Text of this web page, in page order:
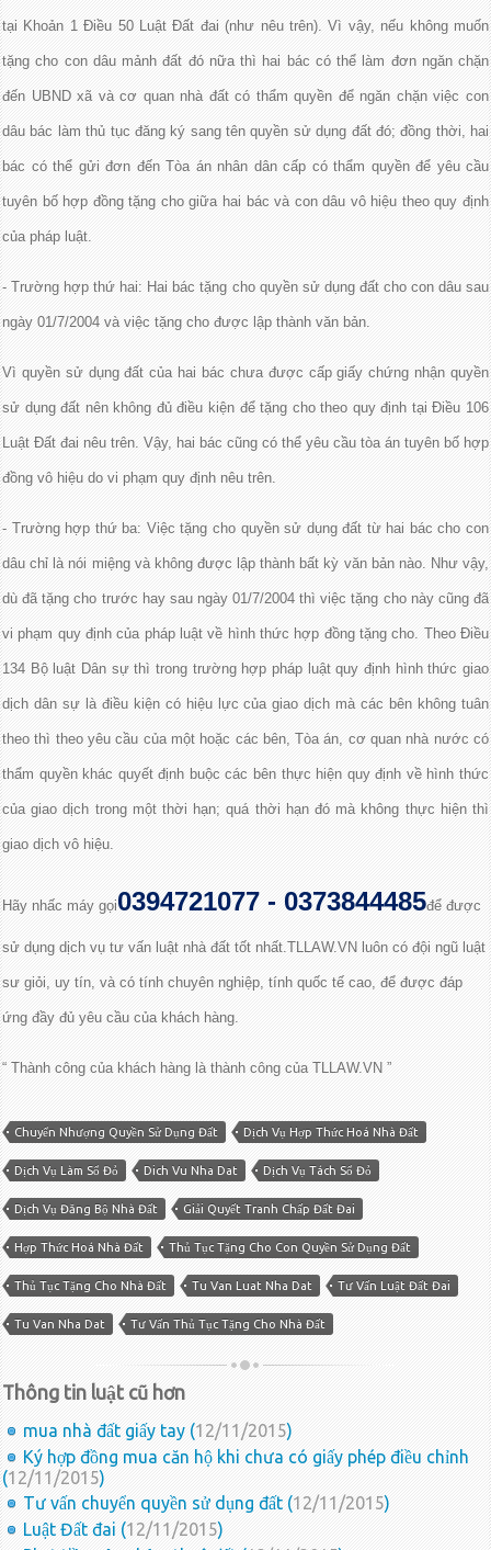
tại Khoản 1 Điều 50 Luật Đất đai (như nêu trên). Vì vậy, nếu không muốn
tặng cho con dâu mảnh đất đó nữa thì hai bác có thể làm đơn ngăn chặn
đến UBND xã và cơ quan nhà đất có thẩm quyền để ngăn chặn việc con
dâu bác làm thủ tục đăng ký sang tên quyền sử dụng đất đó; đồng thời, hai
bác có thể gửi đơn đến Tòa án nhân dân cấp có thẩm quyền để yêu cầu
tuyên bố hợp đồng tặng cho giữa hai bác và con dâu vô hiệu theo quy định
của pháp luật.
- Trường hợp thứ hai: Hai bác tặng cho quyền sử dụng đất cho con dâu sau
ngày 01/7/2004 và việc tặng cho được lập thành văn bản.
Vì quyền sử dụng đất của hai bác chưa được cấp giấy chứng nhận quyền
sử dụng đất nên không đủ điều kiện để tặng cho theo quy định tại Điều 106
Luật Đất đai nêu trên. Vậy, hai bác cũng có thể yêu cầu tòa án tuyên bố hợp
đồng vô hiệu do vi phạm quy định nêu trên.
- Trường hợp thứ ba: Việc tặng cho quyền sử dụng đất từ hai bác cho con
dâu chỉ là nói miệng và không được lập thành bất kỳ văn bản nào. Như vậy,
dù đã tặng cho trước hay sau ngày 01/7/2004 thì việc tặng cho này cũng đã
vi phạm quy định của pháp luật về hình thức hợp đồng tặng cho. Theo Điều
134 Bộ luật Dân sự thì trong trường hợp pháp luật quy định hình thức giao
dịch dân sự là điều kiện có hiệu lực của giao dịch mà các bên không tuân
theo thì theo yêu cầu của một hoặc các bên, Tòa án, cơ quan nhà nước có
thẩm quyền khác quyết định buộc các bên thực hiện quy định về hình thức
của giao dịch trong một thời hạn; quá thời hạn đó mà không thực hiện thì
giao dịch vô hiệu.
Hãy nhấc máy gọi0394721077 - 0373844485để được
sử dụng dịch vụ tư vấn luật nhà đất tốt nhất.TLLAW.VN luôn có đội ngũ luật
sư giỏi, uy tín, và có tính chuyên nghiệp, tính quốc tế cao, để được đáp
ứng đầy đủ yêu cầu của khách hàng.
“ Thành công của khách hàng là thành công của TLLAW.VN ”
Chuyển Nhượng Quyền Sử Dụng Đất Dịch Vụ Hợp Thức Hoá Nhà Đất
Dịch Vụ Làm Sổ Đỏ Dich Vu Nha Dat Dịch Vụ Tách Sổ Đỏ
Dịch Vụ Đăng Bộ Nhà Đất Giải Quyết Tranh Chấp Đất Đai
Hợp Thức Hoá Nhà Đất Thủ Tục Tặng Cho Con Quyền Sử Dụng Đất
Thủ Tục Tặng Cho Nhà Đất Tu Van Luat Nha Dat Tư Vấn Luật Đất Đai
Tu Van Nha Dat Tư Vấn Thủ Tục Tặng Cho Nhà Đất
Thông tin luật cũ hơn
mua nhà đất giấy tay (12/11/2015)
Ký hợp đồng mua căn hộ khi chưa có giấy phép điều chỉnh
(12/11/2015)
Tư vấn chuyển quyền sử dụng đất (12/11/2015)
Luật Đất đai (12/11/2015)